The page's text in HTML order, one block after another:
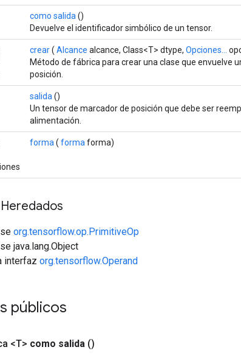
como salida ()
Devuelve el identificador simbólico de un tensor.
crear( Alcance alcance, Class<T> dtype, Opciones...
Método de fábrica para crear una clase que envuelve
posición.
salida ()
Un tensor de marcador de posición que debe ser
alimentación.
forma ( forma forma)
org.tensorflow.op.PrimitiveOp
java.lang.Object
interfaz org.tensorflow.Operand
públicos
<T> como salida ()